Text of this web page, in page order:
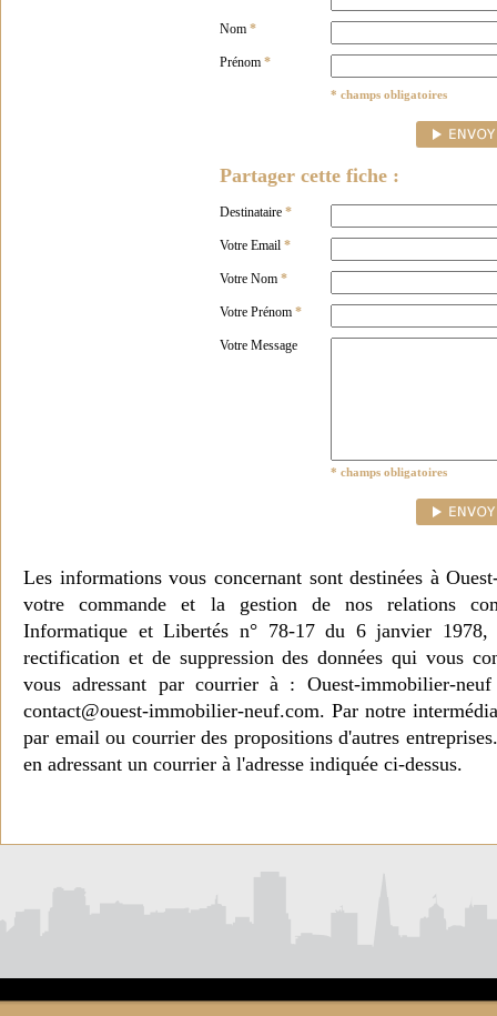
Nom *
Prénom *
* champs obligatoires
Partager cette fiche :
Destinataire *
Votre Email *
Votre Nom *
Votre Prénom *
Votre Message
* champs obligatoires
Les informations vous concernant sont destinées à
votre commande et la gestion de nos relations
Informatique et Libertés n° 78-17 du 6 janvier 1978,
rectification et de suppression des données qui vous
vous adressant par courrier à : Ouest-immobilier-
contact@ouest-immobilier-neuf.com. Par notre
par email ou courrier des propositions d'autres
en adressant un courrier à l'adresse indiquée ci-dessus.